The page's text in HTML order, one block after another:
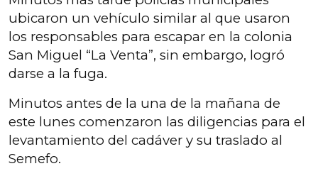
ubicaron un vehículo similar al que usaron
los responsables para escapar en la colonia
San Miguel “La Venta”, sin embargo, logró
darse a la fuga.
Minutos antes de la una de la mañana de
este lunes comenzaron las diligencias para el
levantamiento del cadáver y su traslado al
Semefo.